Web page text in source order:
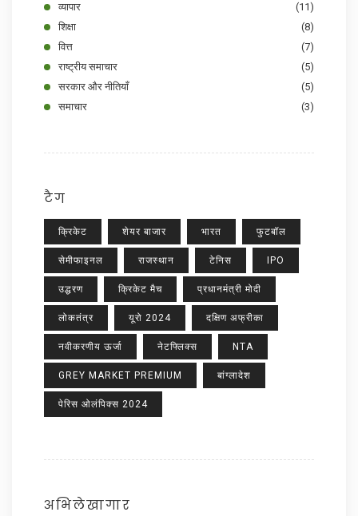
व्यापार
(11)
शिक्षा
(8)
वित्त
(7)
राष्ट्रीय समाचार
(5)
सरकार और नीतियाँ
(5)
समाचार
(3)
टैग
क्रिकेट शेयर बाजार भारत फुटबॉल
सेमीफाइनल राजस्थान टेनिस IPO
उद्धरण क्रिकेट मैच प्रधानमंत्री मोदी
लोकतंत्र यूरो 2024 दक्षिण अफ्रीका
नवीकरणीय ऊर्जा नेटफ्लिक्स NTA
GREY MARKET PREMIUM बांग्लादेश
पेरिस ओलंपिक्स 2024
अभिलेखागार